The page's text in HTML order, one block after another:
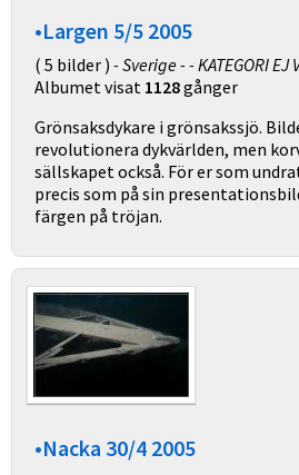
•Largen 5/5 2005
( 5 bilder ) - Sverige - - KATEGORI EJ
Albumet visat 1128gånger
Grönsaksdykare i grönsakssjö.
revolutionera dykvärlden, men
sällskapet också. För er som
precis som på sin
färgen på tröjan.
•Nacka 30/4 2005